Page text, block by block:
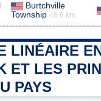
Burtchville
Township 48.6 km
LINÉAIRE
ET LES
PAYS